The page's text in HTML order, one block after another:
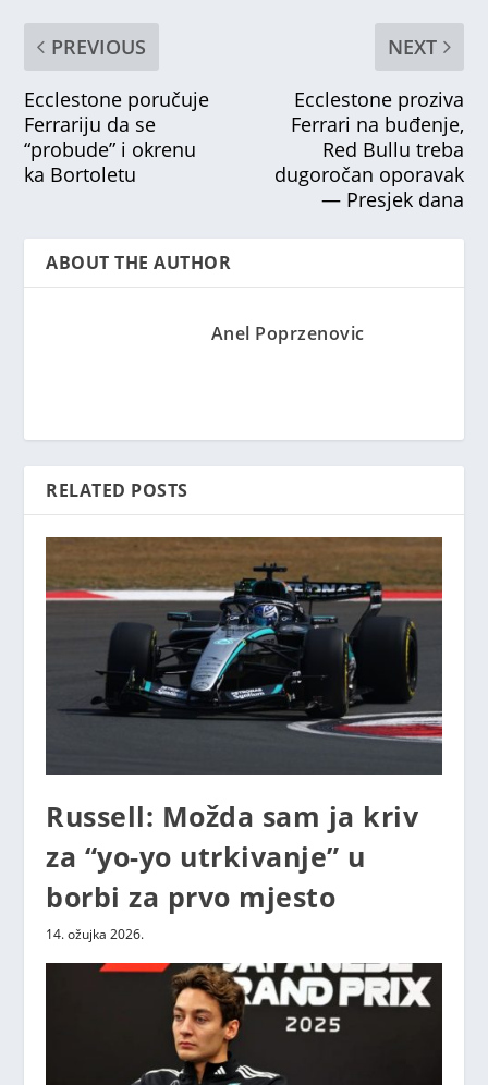
PREVIOUS
Ecclestone poručuje
Ferrariju da se
“probude” i okrenu
ka Bortoletu
NEXT
Ecclestone proziva
Ferrari na buđenje,
Red Bullu treba
dugoročan oporavak
— Presjek dana
ABOUT THE AUTHOR
Anel Poprzenovic
RELATED POSTS
Russell: Možda sam ja kriv
za “yo-yo utrkivanje” u
borbi za prvo mjesto
14. ožujka 2026.